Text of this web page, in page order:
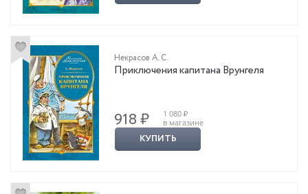
Некрасов А. С.
Приключения капитана Врунгеля
918 ₽
1 080 ₽
в магазине
КУПИТЬ